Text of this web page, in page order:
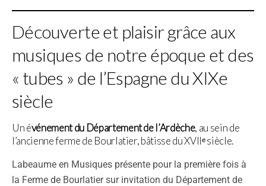
Découverte et plaisir grâce aux
musiques de notre époque et des
« tubes » de l’Espagne du XIXe
siècle
Un événement du Département de l’Ardèche, au sein de
l’ancienne ferme de Bourlatier, bâtisse du XVIIᵉ siècle.
Labeaume en Musiques présente pour la première fois à
la Ferme de Bourlatier sur invitation du Département de